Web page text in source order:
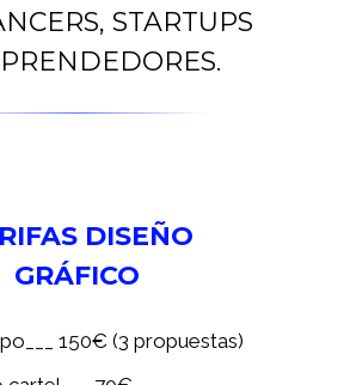
STARTUPS
DISEÑO
GRÁFICO
150€ (3 propuestas)